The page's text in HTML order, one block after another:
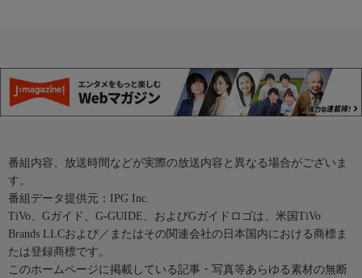
番組内容、放送時間などが実際の放送内容と異なる場合がございま
す。
番組データ提供元：IPG Inc.
TiVo、Gガイド、G-GUIDE、およびGガイドロゴは、米国TiVo
Brands LLCおよび／またはその関連会社の日本国内における商標ま
たは登録商標です。
このホームページに掲載している記事・写真等あらゆる素材の無断